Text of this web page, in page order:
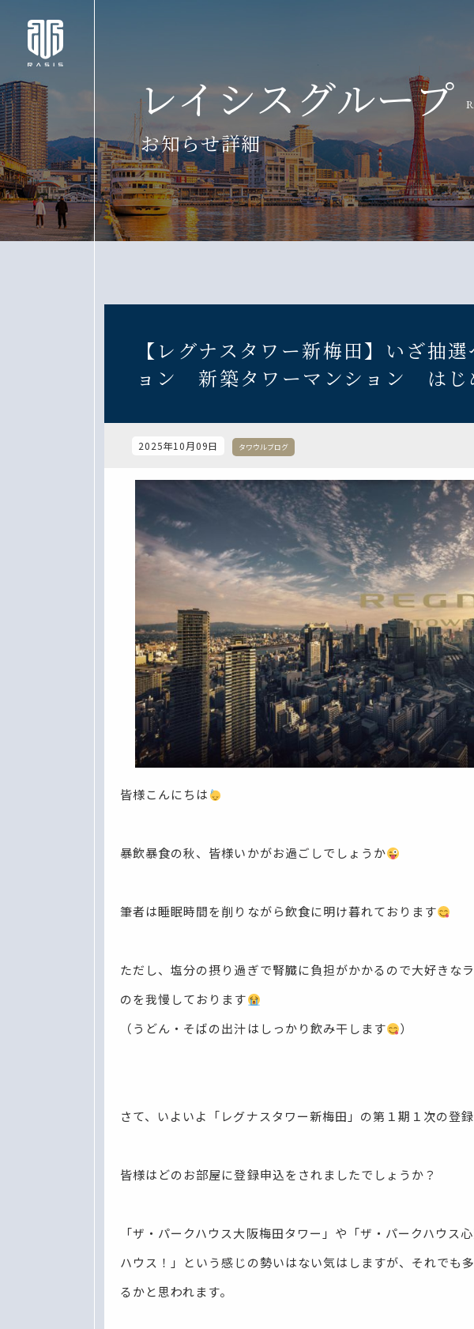
レイシスグループ
お知らせ詳細
【レグナスタワー新梅田】い
ョン 新築タワーマンション は
2025年10月09日 タワウルブログ
皆様こんにちは
暴飲暴食の秋、皆様いかがお過ごしでしょうか
筆者は睡眠時間を削りながら飲食に明け暮れております
ただし、塩分の摂り過ぎで腎臓に負担がかかるので大好きな
のを我慢しております
（うどん・そばの出汁はしっかり飲み干します
）
さて、いよいよ「レグナスタワー新梅田」の第１期１次の登
皆様はどのお部屋に登録申込をされましたでしょうか？
「ザ・パークハウス大阪梅田タワー」や「ザ・パークハウ
ハウス！」という感じの勢いはない気はしますが、それでも
るかと思われます。